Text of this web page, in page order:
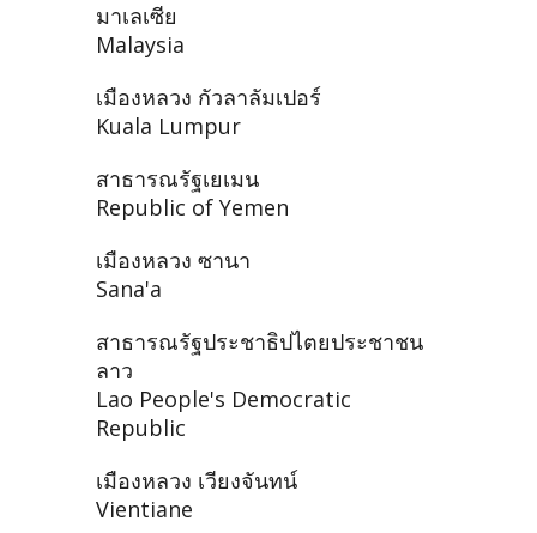
มาเลเซีย
Malaysia
เมืองหลวง กัวลาลัมเปอร์
Kuala Lumpur
สาธารณรัฐเยเมน
Republic of Yemen
เมืองหลวง ซานา
Sana'a
สาธารณรัฐประชาธิปไตยประชาชน
ลาว
Lao People's Democratic
Republic
เมืองหลวง เวียงจันทน์
Vientiane